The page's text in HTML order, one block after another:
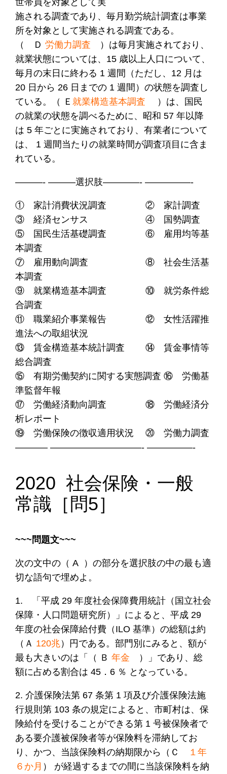
施される調査であり、毎月勤労統計調査は事業
所を対象として実施される調査である。
（ Ｄ労働力調査 ）は毎月実施されており、
就業状態については、15 歳以上人口について、
毎月の末日に終わる 1 週間（ただし、12 月は
20 日から 26 日までの 1 週間）の状態を調査し
ている。（ Ｅ 就業構造基本調査 ）は、国民
の就業の状態を調べるために、昭和 57 年以降
は 5 年ごとに実施されており、有業者について
は、 1 週間当たりの就業時間が調査項目に含ま
れている。
———- ———選択肢————- —————-
① 家計消費状況調査 ② 家計調査
③ 経済センサス ④ 国勢調査
⑤ 国民生活基礎調査 ⑥ 雇用均等基
本調査
⑦ 雇用動向調査 ⑧ 社会生活基
本調査
⑨ 就業構造基本調査 ⑩ 就労条件総
合調査
⑪ 職業紹介事業報告 ⑫ 女性活躍推
進法への取組状況
⑬ 賃金構造基本統計調査 ⑭ 賃金事情等
総合調査
⑮ 有期労働契約に関する実態調査 ⑯ 労働基
準監督年報
⑰ 労働経済動向調査 ⑱ 労働経済分
析レポート
⑲ 労働保険の徴収適用状況 ⑳ 労働力調査
———– ——————————- —————-
2020 社会保険・一般
常識［問5］
~~~問題文~~~
次の文中の（ A ）の部分を選択肢の中の最も適
切な語句で埋めよ。
1. 「平成 29 年度社会保障費用統計（国立社会
保障・人口問題研究所）」によると、平成 29
年度の社会保障給付費（ILO 基準）の総額は約
（Ａ 120兆）円である。部門別にみると、額が
最も大きいのは「（ Ｂ年金 ）」であり、総
額に占める割合は 45．6 ％ となっている。
2. 介護保険法第 67 条第 1 項及び介護保険法施
行規則第 103 条の規定によると、市町村は、保
険給付を受けることができる第 1 号被保険者で
ある要介護被保険者等が保険料を滞納してお
り、かつ、当該保険料の納期限から（Ｃ
１年
６か月 ） が経過するまでの間に当該保険料を納